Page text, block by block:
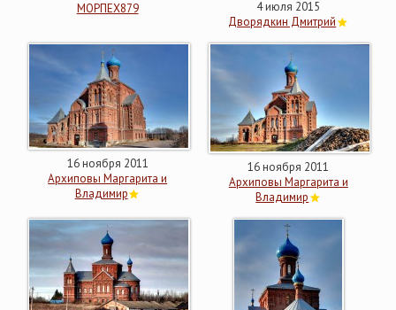
МОРПЕХ879
4 июля 2015
Дворядкин Дмитрий
16 ноября 2011
Архиповы Маргарита и
Владимир
16 ноября 2011
Архиповы Маргарита и
Владимир